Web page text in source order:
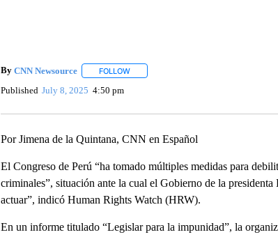
By CNN Newsource FOLLOWFOLLOW "" TO RECEIVE NOTIFICATIONS
Published July 8, 2025 4:50 pm
Por Jimena de la Quintana, CNN en Español
El Congreso de Perú “ha tomado múltiples medidas para
criminales”, situación ante la cual el Gobierno de la
actuar”, indicó Human Rights Watch (HRW).
En un informe titulado “Legislar para la impunidad”, la